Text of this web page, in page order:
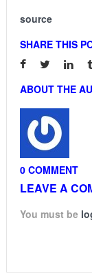
source
SHARE THIS
ABOUT THE
0 COMMENT
LEAVE A
You must be